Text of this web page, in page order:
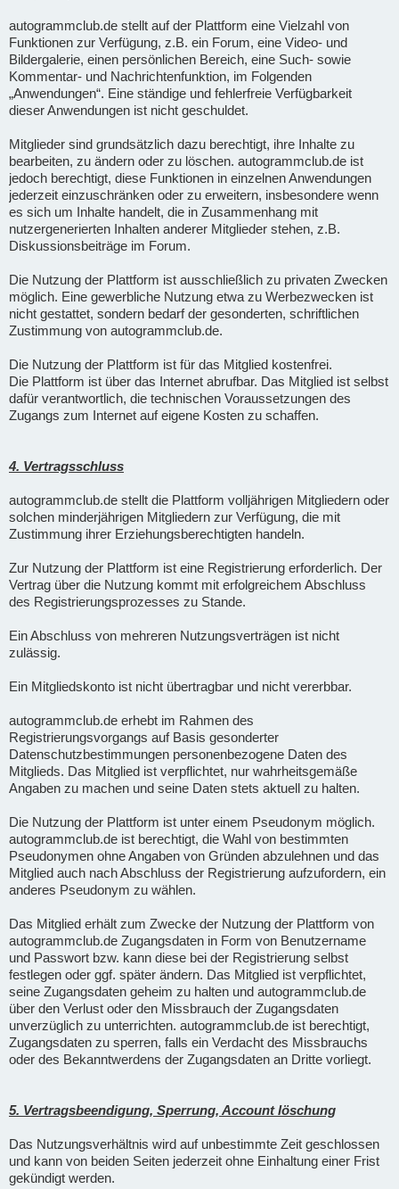
autogrammclub.de stellt auf der Plattform eine Vielzahl von
Funktionen zur Verfügung, z.B. ein Forum, eine Video- und
Bildergalerie, einen persönlichen Bereich, eine Such- sowie
Kommentar- und Nachrichtenfunktion, im Folgenden
„Anwendungen“. Eine ständige und fehlerfreie Verfügbarkeit
dieser Anwendungen ist nicht geschuldet.
Mitglieder sind grundsätzlich dazu berechtigt, ihre Inhalte zu
bearbeiten, zu ändern oder zu löschen. autogrammclub.de ist
jedoch berechtigt, diese Funktionen in einzelnen Anwendungen
jederzeit einzuschränken oder zu erweitern, insbesondere wenn
es sich um Inhalte handelt, die in Zusammenhang mit
nutzergenerierten Inhalten anderer Mitglieder stehen, z.B.
Diskussionsbeiträge im Forum.
Die Nutzung der Plattform ist ausschließlich zu privaten Zwecken
möglich. Eine gewerbliche Nutzung etwa zu Werbezwecken ist
nicht gestattet, sondern bedarf der gesonderten, schriftlichen
Zustimmung von autogrammclub.de.
Die Nutzung der Plattform ist für das Mitglied kostenfrei.
Die Plattform ist über das Internet abrufbar. Das Mitglied ist selbst
dafür verantwortlich, die technischen Voraussetzungen des
Zugangs zum Internet auf eigene Kosten zu schaffen.
4. Vertragsschluss
autogrammclub.de stellt die Plattform volljährigen Mitgliedern oder
solchen minderjährigen Mitgliedern zur Verfügung, die mit
Zustimmung ihrer Erziehungsberechtigten handeln.
Zur Nutzung der Plattform ist eine Registrierung erforderlich. Der
Vertrag über die Nutzung kommt mit erfolgreichem Abschluss
des Registrierungsprozesses zu Stande.
Ein Abschluss von mehreren Nutzungsverträgen ist nicht
zulässig.
Ein Mitgliedskonto ist nicht übertragbar und nicht vererbbar.
autogrammclub.de erhebt im Rahmen des
Registrierungsvorgangs auf Basis gesonderter
Datenschutzbestimmungen personenbezogene Daten des
Mitglieds. Das Mitglied ist verpflichtet, nur wahrheitsgemäße
Angaben zu machen und seine Daten stets aktuell zu halten.
Die Nutzung der Plattform ist unter einem Pseudonym möglich.
autogrammclub.de ist berechtigt, die Wahl von bestimmten
Pseudonymen ohne Angaben von Gründen abzulehnen und das
Mitglied auch nach Abschluss der Registrierung aufzufordern, ein
anderes Pseudonym zu wählen.
Das Mitglied erhält zum Zwecke der Nutzung der Plattform von
autogrammclub.de Zugangsdaten in Form von Benutzername
und Passwort bzw. kann diese bei der Registrierung selbst
festlegen oder ggf. später ändern. Das Mitglied ist verpflichtet,
seine Zugangsdaten geheim zu halten und autogrammclub.de
über den Verlust oder den Missbrauch der Zugangsdaten
unverzüglich zu unterrichten. autogrammclub.de ist berechtigt,
Zugangsdaten zu sperren, falls ein Verdacht des Missbrauchs
oder des Bekanntwerdens der Zugangsdaten an Dritte vorliegt.
5. Vertragsbeendigung, Sperrung, Account löschung
Das Nutzungsverhältnis wird auf unbestimmte Zeit geschlossen
und kann von beiden Seiten jederzeit ohne Einhaltung einer Frist
gekündigt werden.